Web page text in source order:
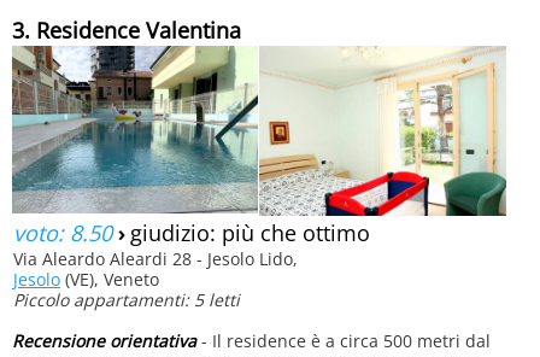
3. Residence Valentina
voto: 8.50› giudizio: più che ottimo
Via Aleardo Aleardi 28 - Jesolo Lido,
Jesolo (VE), Veneto
Piccolo appartamenti: 5 letti
Recensione orientativa- Il residence è a circa 500 metri dal